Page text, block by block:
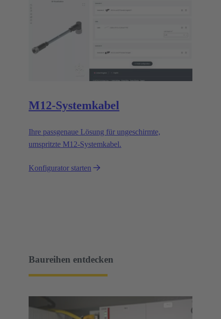
M12-Systemkabel
Ihre passgenaue Lösung für ungeschirmte,
umspritzte M12-Systemkabel.
Konfigurator starten
Baureihen entdecken